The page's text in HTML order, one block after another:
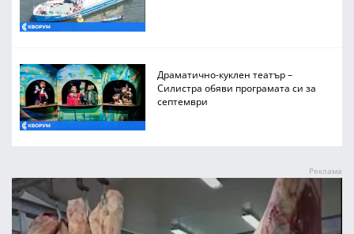
Драматично-куклен театър –
Силистра обяви програмата си за
септември